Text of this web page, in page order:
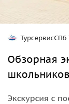
ТурсервисСПб
Обзорная
Экскурсия с